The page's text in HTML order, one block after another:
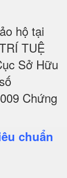
hộ tại
TUỆ
Sở Hữu
Chứng
chuẩn